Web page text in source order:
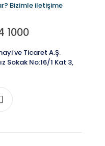
Bizimle iletişime
1000
ve Ticaret A.Ş.
Sokak No:16/1 Kat 3,